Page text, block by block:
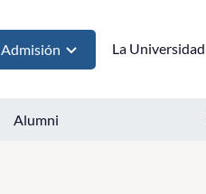
Admisión La Universidad
Alumni